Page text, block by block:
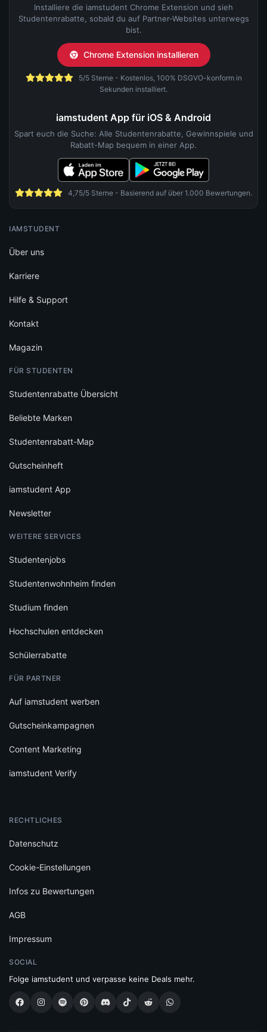
Installiere die iamstudent Chrome Extension und sieh
Studentenrabatte, sobald du auf Partner-Websites unterwegs
bist.
Chrome Extension installieren
5/5 Sterne - Kostenlos, 100% DSGVO-konform in
Sekunden installiert.
iamstudent App für iOS & Android
Spart euch die Suche: Alle Studentenrabatte, Gewinnspiele und
Rabatt-Map bequem in einer App.
4,75/5 Sterne - Basierend auf über 1.000 Bewertungen.
IAMSTUDENT
Über uns
Karriere
Hilfe & Support
Kontakt
Magazin
FÜR STUDENTEN
Studentenrabatte Übersicht
Beliebte Marken
Studentenrabatt-Map
Gutscheinheft
iamstudent App
Newsletter
WEITERE SERVICES
Studentenjobs
Studentenwohnheim finden
Studium finden
Hochschulen entdecken
Schülerrabatte
FÜR PARTNER
Auf iamstudent werben
Gutscheinkampagnen
Content Marketing
iamstudent Verify
RECHTLICHES
Datenschutz
Cookie-Einstellungen
Infos zu Bewertungen
AGB
Impressum
SOCIAL
Folge iamstudent und verpasse keine Deals mehr.